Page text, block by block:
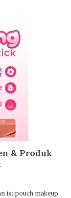
& Produk
isi pouch makeup